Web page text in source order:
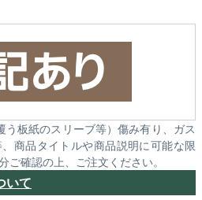
板紙のスリーブ等）傷み有り、ガス
商品タイトルや商品説明に可能な限
ご確認の上、ご注文ください。
いて